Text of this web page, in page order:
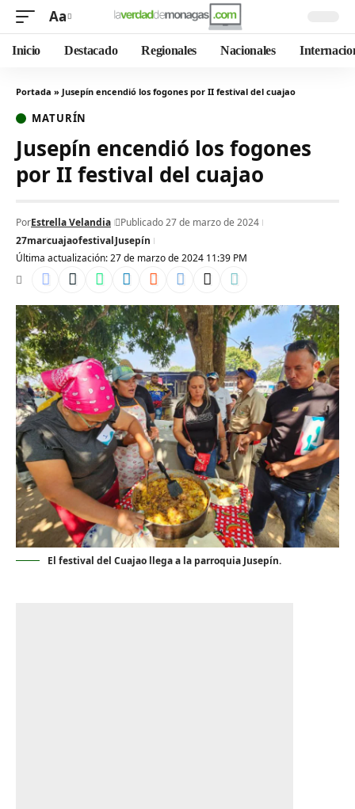
Aa
Inicio Destacado Regionales Nacionales
Portada » Jusepín encendió los fogones por II festival del cuajao
MATURÍN
Jusepín encendió los fogones
por II festival del cuajao
Última actualización: 27 de marzo de 2024 11:39 PM
PorEstrella Velandia
Publicado 27 de marzo de 2024
27marcuajaofestivalJusepín
El festival del Cuajao llega a la parroquia Jusepín.